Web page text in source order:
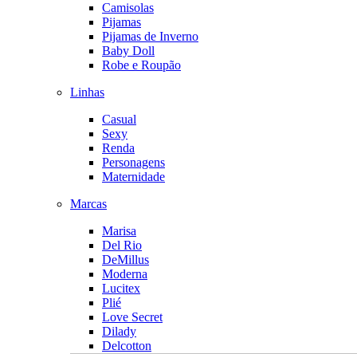
Camisolas
Pijamas
Pijamas de Inverno
Baby Doll
Robe e Roupão
Linhas
Casual
Sexy
Renda
Personagens
Maternidade
Marcas
Marisa
Del Rio
DeMillus
Moderna
Lucitex
Plié
Love Secret
Dilady
Delcotton